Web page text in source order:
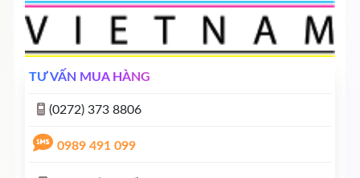
TƯ VẤN MUA HÀNG
(0272) 373 8806
0989 491 099